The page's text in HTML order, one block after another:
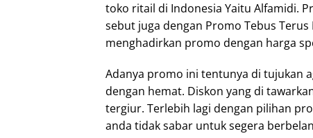
toko ritail di Indonesia Yaitu Alfamidi.
sebut juga dengan Promo Tebus
menghadirkan promo dengan harga
Adanya promo ini tentunya di tujukan
dengan hemat. Diskon yang di
tergiur. Terlebih lagi dengan pilihan
anda tidak sabar untuk segera